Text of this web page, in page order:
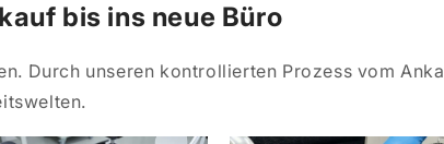
bis ins neue Büro
Durch unseren kontrollierten Prozess vom